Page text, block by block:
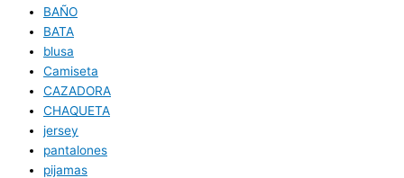
BAÑO
BATA
blusa
Camiseta
CAZADORA
CHAQUETA
jersey
pantalones
pijamas